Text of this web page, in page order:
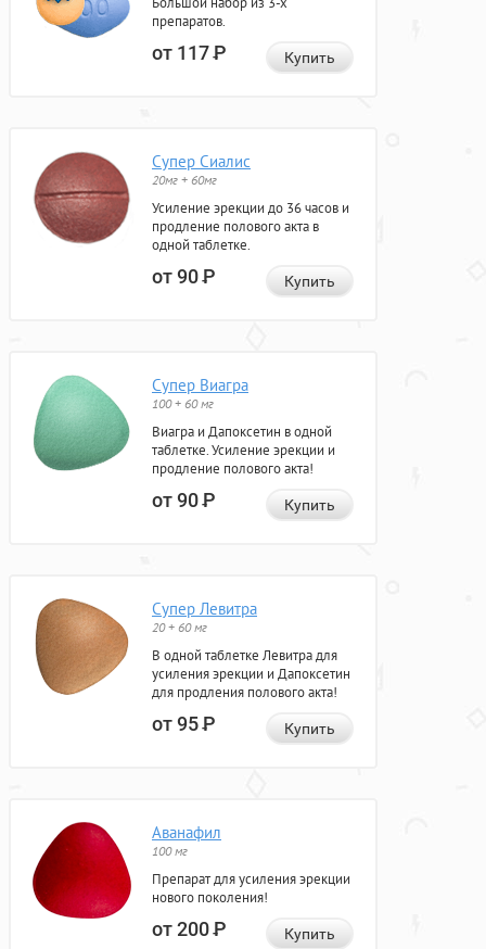
препаратов.
от 117Р Купить
Супер Сиалис
20мг + 60мг
Усиление эрекции до 36 часов и
продление полового акта в
одной таблетке.
от 90Р Купить
Супер Виагра
100 + 60 мг
Виагра и Дапоксетин в одной
таблетке. Усиление эрекции и
продление полового акта!
от 90Р Купить
Супер Левитра
20 + 60 мг
В одной таблетке Левитра для
усиления эрекции и Дапоксетин
для продления полового акта!
от 95Р Купить
Аванафил
100 мг
Препарат для усиления эрекции
нового поколения!
от 200Р Купить